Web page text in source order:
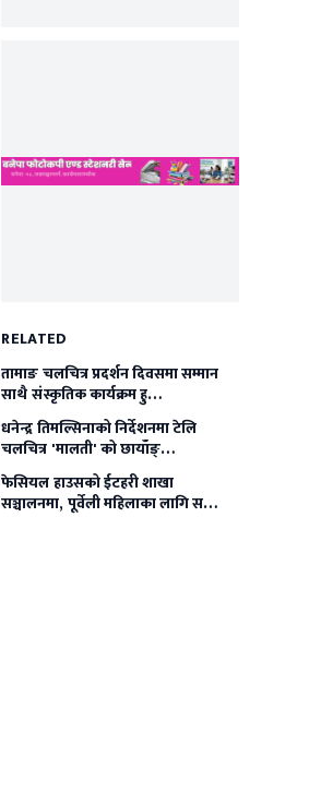
RELATED
तामाङ चलचित्र प्रदर्शन दिवसमा सम्मान
साथै संस्कृतिक कार्यक्रम हु…
धनेन्द्र तिमल्सिनाको निर्देशनमा टेलि
चलचित्र 'मालती' को छायाँङ्…
फेसियल हाउसको ईटहरी शाखा
सञ्चालनमा, पूर्वेली महिलाका लागि स…